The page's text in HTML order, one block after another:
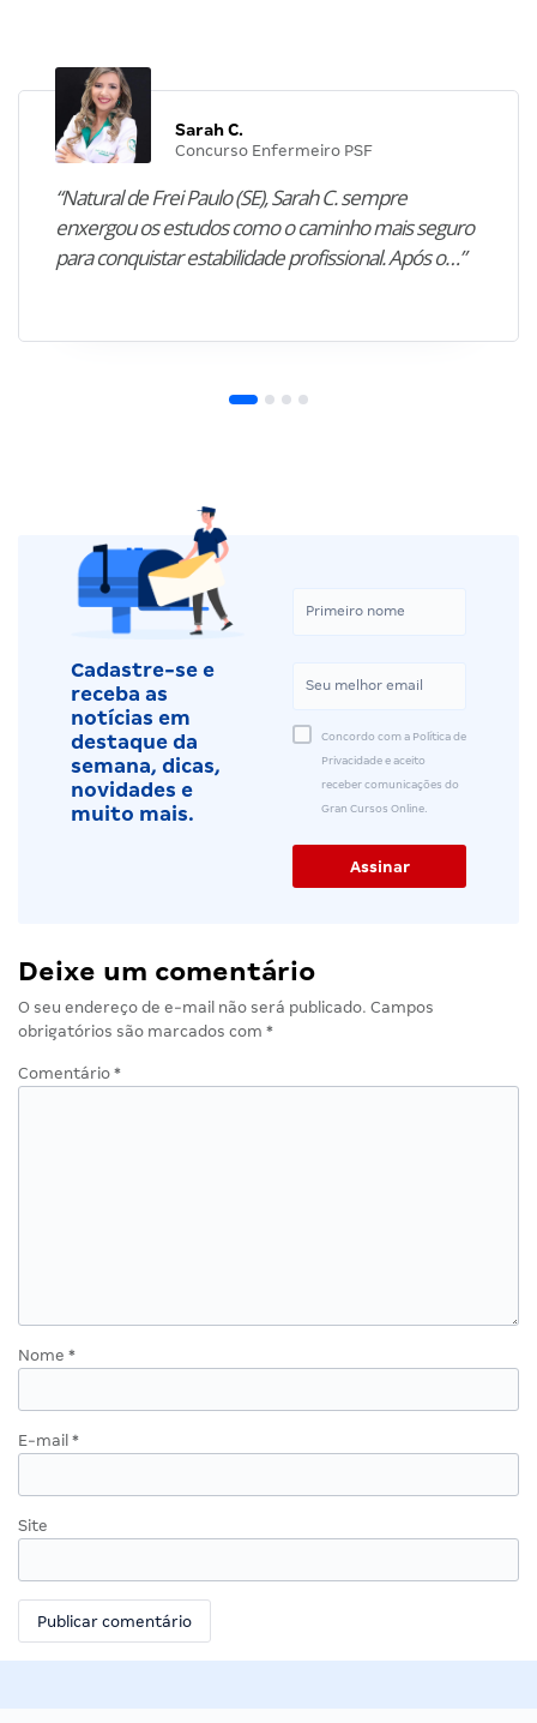
Sarah C.
Concurso Enfermeiro PSF
“Natural de Frei Paulo (SE), Sarah C. sempre
enxergou os estudos como o caminho mais seguro
para conquistar estabilidade profissional. Após o…”
Cadastre-se e
receba as
notícias em
destaque da
semana, dicas,
novidades e
muito mais.
Concordo com a Política de
Privacidade e aceito
receber comunicações do
Gran Cursos Online.
Deixe um comentário
O seu endereço de e-mail não será publicado. Campos
obrigatórios são marcados com *
Comentário *
Nome *
E-mail *
Site